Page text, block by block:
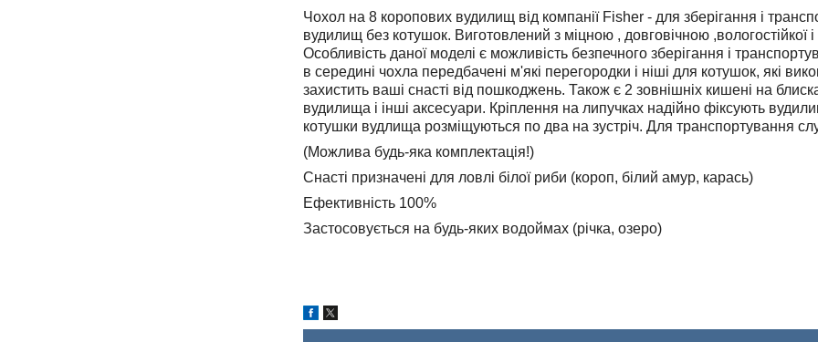
Чохол на 8 коропових вудилищ від компанії Fisher - для зберігання і
вудилищ без котушок. Виготовлений з міцною , довговічною
Особливість даної моделі є можливість безпечного зберігання і
в середині чохла передбачені м'які перегородки і ніші для котушок, які
захистить ваші снасті від пошкоджень. Також є 2 зовнішніх кишені на
вудилища і інші аксесуари. Кріплення на липучках надійно фіксують
котушки вудлища розміщуються по два на зустріч. Для транспортування
(Можлива будь-яка комплектація!)
Снасті призначені для ловлі білої риби (короп, білий амур, карась)
Ефективність 100%
Застосовується на будь-яких водоймах (річка, озеро)